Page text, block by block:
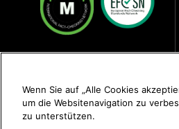
Wenn Sie auf „Alle Cookies
um die Websitenavigation zu
zu unterstützen.